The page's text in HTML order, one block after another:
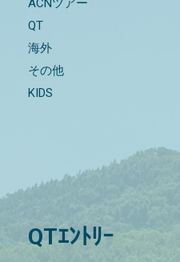
ACNツアー
QT
海外
その他
KIDS
QTｴﾝﾄﾘｰ